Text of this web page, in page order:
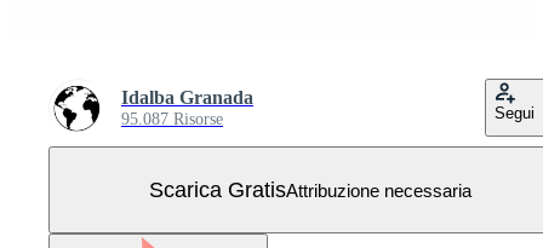
Idalba Granada
95.087 Risorse Segui
Scarica GratisAttribuzione necessaria